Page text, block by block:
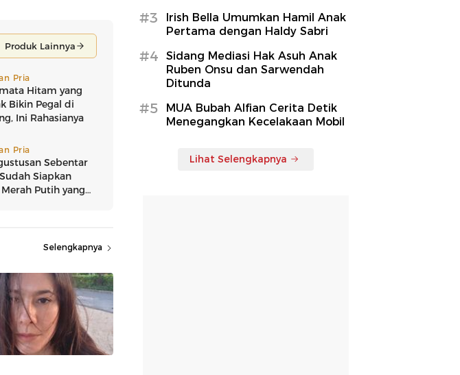
Selengkapnya
#3
Irish Bella Umumkan Hamil Anak
Pertama dengan Haldy Sabri
#4
Sidang Mediasi Hak Asuh Anak
Ruben Onsu dan Sarwendah
Ditunda
#5
MUA Bubah Alfian Cerita Detik
Menegangkan Kecelakaan Mobil
Lihat Selengkapnya